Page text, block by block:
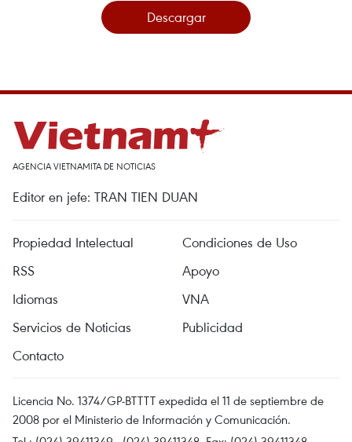
Descargar
AGENCIA VIETNAMITA DE NOTICIAS
Editor en jefe: TRAN TIEN DUAN
Propiedad Intelectual
Condiciones de Uso
RSS
Apoyo
Idiomas
VNA
Servicios de Noticias
Publicidad
Contacto
Licencia No. 1374/GP-BTTTT expedida el 11 de septiembre de
2008 por el Ministerio de Información y Comunicación.